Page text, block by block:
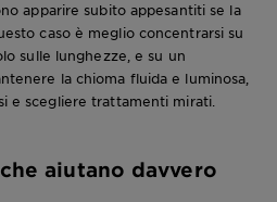
apparire subito appesantiti se la
caso è meglio concentrarsi su
sulle lunghezze, e su un
la chioma fluida e luminosa,
e scegliere trattamenti mirati.
aiutano davvero